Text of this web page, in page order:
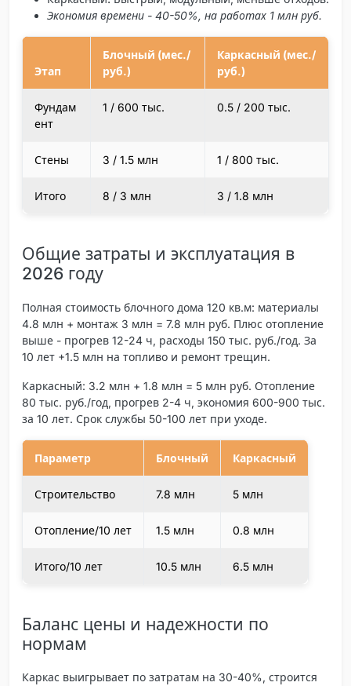
Экономия времени - 40-50%, на работах 1 млн руб.
Этап
Блочный (мес./
руб.)
Каркасный (мес./
руб.)
Фундам
ент
1 / 600 тыс. 0.5 / 200 тыс.
Стены 3 / 1.5 млн 1 / 800 тыс.
Итого 8 / 3 млн 3 / 1.8 млн
Общие затраты и эксплуатация в
2026 году
Полная стоимость блочного дома 120 кв.м: материалы
4.8 млн + монтаж 3 млн = 7.8 млн руб. Плюс отопление
выше - прогрев 12-24 ч, расходы 150 тыс. руб./год. За
10 лет +1.5 млн на топливо и ремонт трещин.
Каркасный: 3.2 млн + 1.8 млн = 5 млн руб. Отопление
80 тыс. руб./год, прогрев 2-4 ч, экономия 600-900 тыс.
за 10 лет. Срок службы 50-100 лет при уходе.
Параметр Блочный Каркасный
Строительство 7.8 млн 5 млн
Отопление/10 лет 1.5 млн 0.8 млн
Итого/10 лет 10.5 млн 6.5 млн
Баланс цены и надежности по
нормам
Каркас выигрывает по затратам на 30-40%, строится